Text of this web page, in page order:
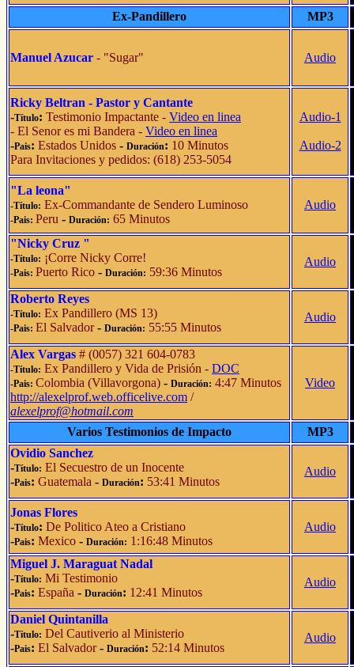
Ex-Pandillero MP3
Manuel Azucar - "Sugar" Audio
Ricky Beltran - Pastor y Cantante
-Título: Testimonio Impactante - Video en linea
- El Senor es mi Bandera - Video en linea
-Pais: Estados Unidos - Duración: 10 Minutos
Para Invitaciones y pedidos: (618) 253-5054
Audio-1
Audio-2
"La leona"
-Título: Ex-Commandante de Sendero Luminoso
-Pais: Peru - Duración: 65 Minutos
Audio
"Nicky Cruz "
-Título: ¡Corre Nicky Corre!
-Pais: Puerto Rico - Duración: 59:36 Minutos
Audio
Roberto Reyes
-Título: Ex Pandillero (MS 13)
-Pais: El Salvador- Duración: 55:55 Minutos
Audio
Alex Vargas # (0057) 321 604-0783
-Título: Ex Pandillero y Vida de Prisión - DOC
-Pais: Colombia (Villavorgona) - Duración: 4:47 Minutos
http://alexelprof.web.officelive.com /
alexelprof@hotmail.com
Video
Varios Testimonios de Impacto
MP3
Ovidio Sanchez
-Título: El Secuestro de un Inocente
-Pais: Guatemala - Duración: 53:41 Minutos
Audio
Jonas Flores
-Título: De Politico Ateo a Cristiano
-Pais: Mexico - Duración: 1:16:48 Minutos
Audio
Miguel J. Maraguat Nadal
-Título: Mi Testimonio
-Pais: España - Duración: 12:41 Minutos
Audio
Daniel Quintanilla
-Título: Del Cautiverio al Ministerio
-Pais: El Salvador- Duración: 52:14 Minutos
Audio